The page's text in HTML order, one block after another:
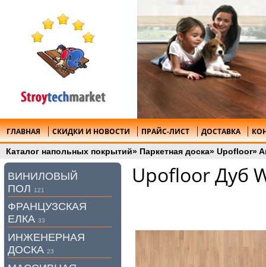
ГЛАВНАЯ СКИДКИ И НОВОСТИ ПРАЙС-ЛИСТ ДОСТАВКА
Каталог напольных покрытий» Паркетная доска» Upofloor»
Upofloor Дуб
ВИНИЛОВЫЙ
ПОЛ
121
ФРАНЦУЗСКАЯ
ЕЛКА 33
ИНЖЕНЕРНАЯ
ДОСКА 23